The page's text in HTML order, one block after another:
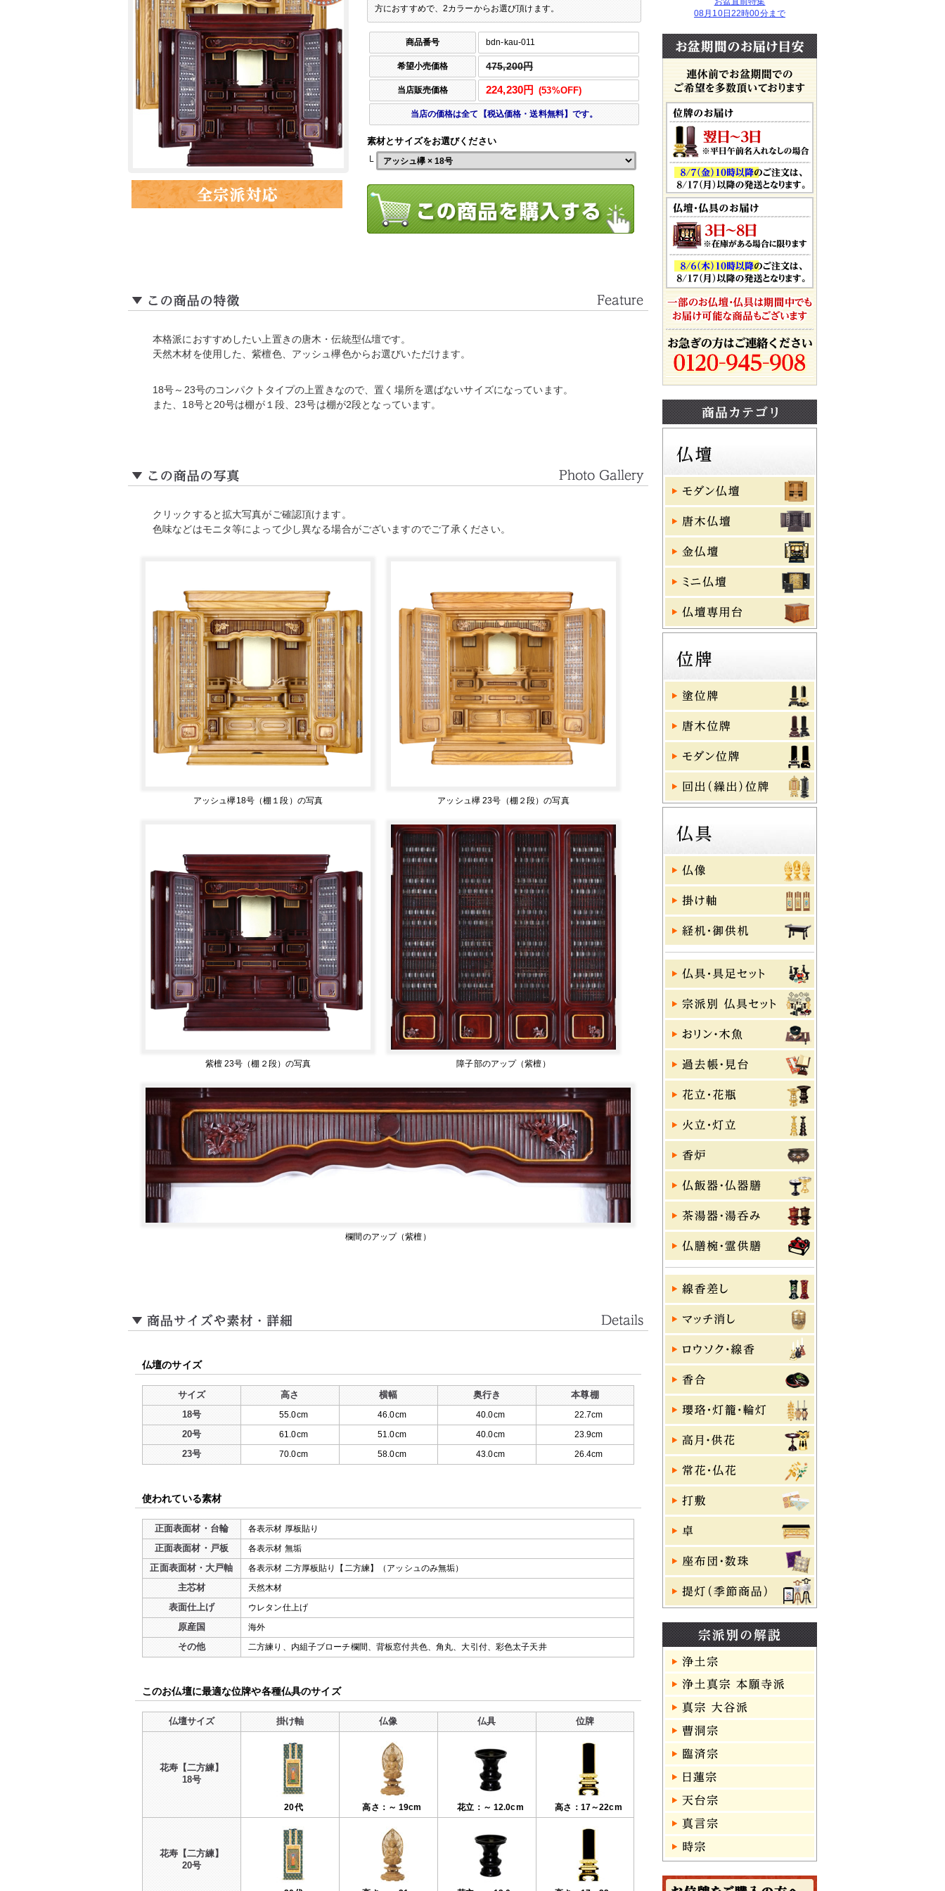
方におすすめで、2カラーからお選び頂けます。
商品番号 bdn-kau-011
希望小売価格 475,200円
当店販売価格 224,230円 (53%OFF)
当店の価格は全て【税込価格・送料無料】です。
素材とサイズをお選びください
└
本格派におすすめしたい上置きの唐木・伝統型仏壇です。
天然木材を使用した、紫檀色、アッシュ欅色からお選びいただけます。
18号～23号のコンパクトタイプの上置きなので、置く場所を選ばないサイズになっています。
また、18号と20号は棚が１段、23号は棚が2段となっています。
クリックすると拡大写真がご確認頂けます。
色味などはモニタ等によって少し異なる場合がございますのでご了承ください。
アッシュ欅18号（棚１段）の写真 アッシュ欅 23号（棚２段）の写真
紫檀 23号（棚２段）の写真 障子部のアップ（紫檀）
欄間のアップ（紫檀）
仏壇のサイズ
サイズ 高さ 横幅 奥行き
本尊棚
18号
55.0cm 46.0cm 40.0cm 22.7cm
20号 61.0cm 51.0cm 40.0cm 23.9cm
23号 70.0cm 58.0cm 43.0cm 26.4cm
使われている素材
正面表面材・台輪 各表示材 厚板貼り
正面表面材・戸板 各表示材 無垢
正面表面材・大戸軸 各表示材 二方厚板貼り【二方練】（アッシュのみ無垢）
主芯材 天然木材
表面仕上げ ウレタン仕上げ
原産国 海外
その他 二方練り、内組子ブローチ欄間、背板窓付共色、角丸、大引付、彩色太子天井
このお仏壇に最適な位牌や各種仏具のサイズ
仏壇サイズ 掛け軸 仏像 仏具 位牌
花寿【二方練】
18号
20代 高さ：～ 19cm 花立：～ 12.0cm 高さ：17～22cm
花寿【二方練】
20号
08月10日22時00分まで